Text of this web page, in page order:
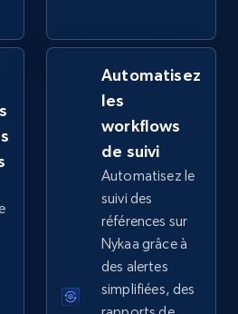
Product description,
Images, Variations, and
Commencer
code, Model number,
name, Manufacturer,
Automatisez
les
workflows
de suivi
Automatisez le
suivi des
références sur
Nykaa grâce à
des alertes
simplifiées, des